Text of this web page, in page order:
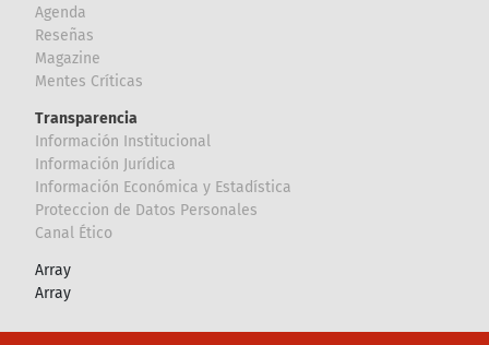
Agenda
Reseñas
Magazine
Mentes Críticas
Transparencia
Información Institucional
Información Jurídica
Información Económica y Estadística
Proteccion de Datos Personales
Canal Ético
Array
Array